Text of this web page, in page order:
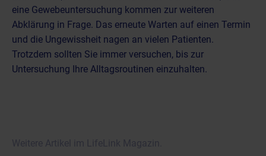
eine Gewebeuntersuchung kommen zur weiteren
Abklärung in Frage. Das erneute Warten auf einen Termin
und die Ungewissheit nagen an vielen Patienten.
Trotzdem sollten Sie immer versuchen, bis zur
Untersuchung Ihre Alltagsroutinen einzuhalten.